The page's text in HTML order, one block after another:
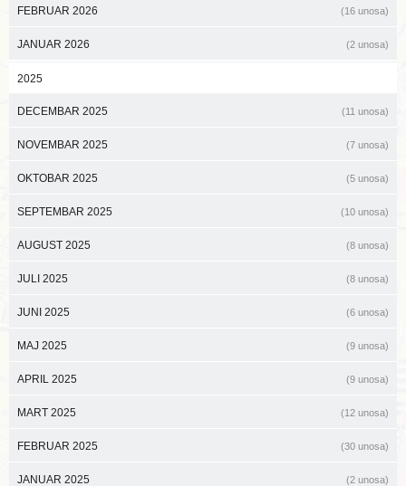
FEBRUAR 2026 (16 unosa)
JANUAR 2026 (2 unosa)
2025
DECEMBAR 2025 (11 unosa)
NOVEMBAR 2025 (7 unosa)
OKTOBAR 2025 (5 unosa)
SEPTEMBAR 2025 (10 unosa)
AUGUST 2025 (8 unosa)
JULI 2025 (8 unosa)
JUNI 2025 (6 unosa)
MAJ 2025 (9 unosa)
APRIL 2025 (9 unosa)
MART 2025 (12 unosa)
FEBRUAR 2025 (30 unosa)
JANUAR 2025 (2 unosa)